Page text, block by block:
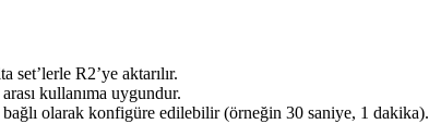
set’lerle R2’ye aktarılır.
arası kullanıma uygundur.
bağlı olarak konfigüre edilebilir (örneğin 30 saniye, 1 dakika).